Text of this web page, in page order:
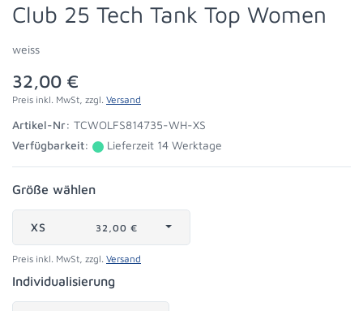
Club 25 Tech Tank Top Women
weiss
32,00 €
Preis inkl. MwSt, zzgl. Versand
Artikel-Nr: TCWOLFS814735-WH-XS
Verfügbarkeit:
Lieferzeit 14 Werktage
Größe wählen
XS 32,00 €
Preis inkl. MwSt, zzgl. Versand
Individualisierung